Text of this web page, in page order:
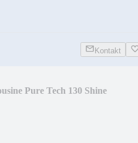
Kontakt
Pure Tech 130 Shine